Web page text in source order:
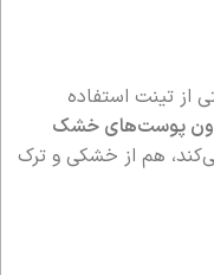
از تینت استفاده
پوست‌های خشک
هم از خشکی و ترک